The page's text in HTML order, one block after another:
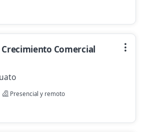
Comercial
Presencial y remoto